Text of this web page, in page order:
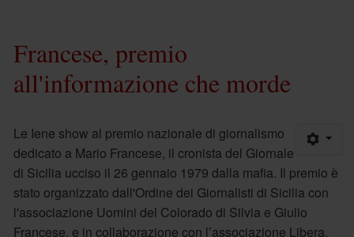
Francese, premio
all'informazione che morde
Le Iene show al premio nazionale di giornalismo
dedicato a Mario Francese, il cronista del Giornale
di Sicilia ucciso il 26 gennaio 1979 dalla mafia. Il premio è
stato organizzato dall'Ordine dei Giornalisti di Sicilia con
l'associazione Uomini del Colorado di Silvia e Giulio
Francese, e in collaborazione con l’associazione Libera,